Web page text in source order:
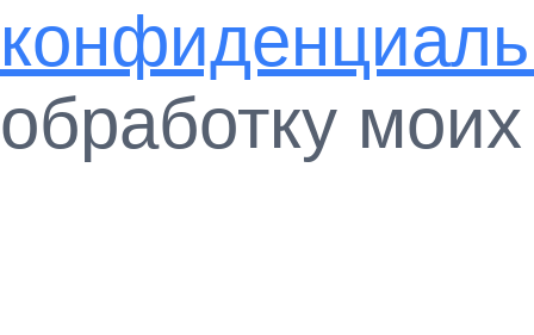
обработку